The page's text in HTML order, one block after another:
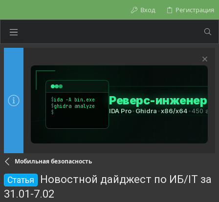
Вход Регистрация
Мобильная безопасность
Статья
Новостной дайджест по ИБ/IT за
31.01-7.02